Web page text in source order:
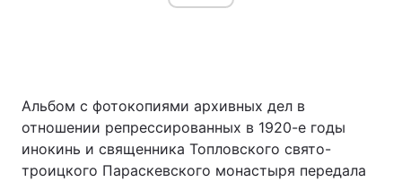
Альбом с фотокопиями архивных дел в
отношении репрессированных в 1920-е годы
инокинь и священника Топловского свято-
троицкого Параскевского монастыря передала